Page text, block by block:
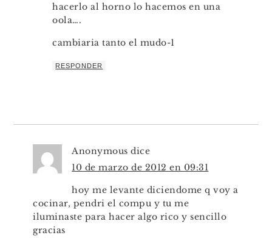
hacerlo al horno lo hacemos en una
oola….
cambiaria tanto el mudo-1
RESPONDER
Anonymous dice
10 de marzo de 2012 en 09:31
hoy me levante diciendome q voy a
cocinar, pendri el compu y tu me
iluminaste para hacer algo rico y sencillo
gracias